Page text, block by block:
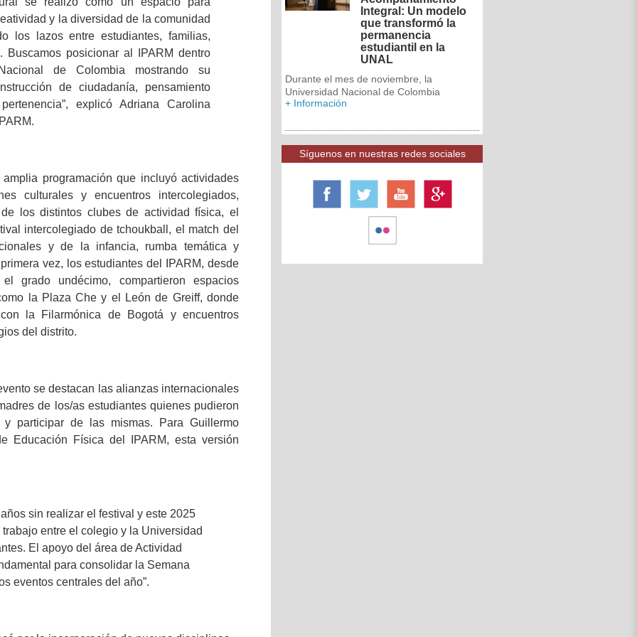
y la diversidad de la comunidad
los lazos entre estudiantes, familias,
Buscamos posicionar al IPARM dentro
de Colombia mostrando su
de ciudadanía, pensamiento
explicó Adriana Carolina
programación que incluyó actividades
culturales y encuentros intercolegiados,
los distintos clubes de actividad física, el
intercolegiado de tchoukball, el match del
y de la infancia, rumba temática y
vez, los estudiantes del IPARM, desde
grado undécimo, compartieron espacios
la Plaza Che y el León de Greiff, donde
la Filarmónica de Bogotá y encuentros
del distrito.
se destacan las alianzas internacionales
de los/as estudiantes quienes pudieron
y participar de las mismas. Para Guillermo
Educación Física del IPARM, esta versión
sin realizar el festival y este 2025
entre el colegio y la Universidad
El apoyo del área de Actividad
para consolidar la Semana
eventos centrales del año”.
Integral: Un modelo
que transformó la
permanencia
estudiantil en la
UNAL
Durante el mes de noviembre, la
Universidad Nacional de Colombia
+ Información
Síguenos en nuestras redes sociales